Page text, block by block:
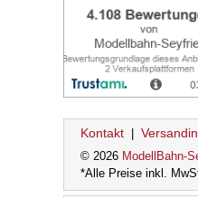
Kontakt
© 2026 ModellBahn-
*Alle Preise inkl.